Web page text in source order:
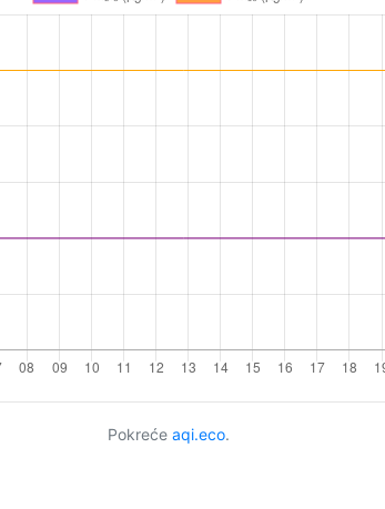
Pokreće aqi.eco.